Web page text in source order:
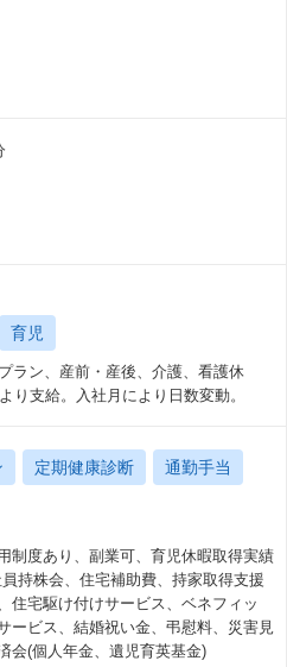
育児
ラン、産前・産後、介護、看護休
支給。入社月により日数変動。
定期健康診断 通勤手当
制度あり、副業可、育児休暇取得実績
持株会、住宅補助費、持家取得支援
住宅駆け付けサービス、ベネフィッ
ービス、結婚祝い金、弔慰料、災害見
会(個人年金、遺児育英基金)